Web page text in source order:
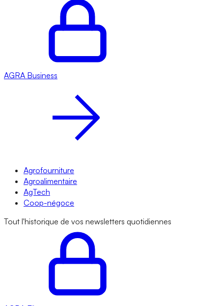
AGRA Business
Agrofourniture
Agroalimentaire
AgTech
Coop-négoce
Tout l'historique de vos newsletters quotidiennes